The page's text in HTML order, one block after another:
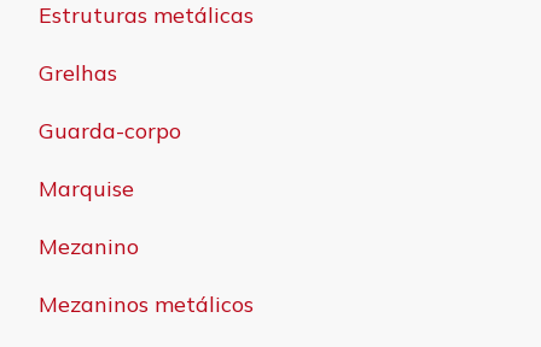
Estruturas metálicas
Grelhas
Guarda-corpo
Marquise
Mezanino
Mezaninos metálicos